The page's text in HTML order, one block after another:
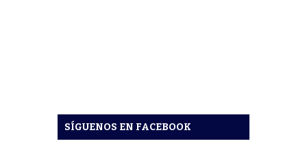
SÍGUENOS EN FACEBOOK